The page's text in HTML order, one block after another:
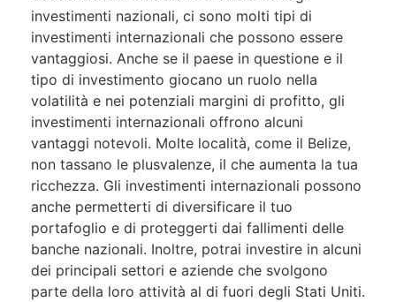
investimenti nazionali, ci sono molti tipi di
investimenti internazionali che possono essere
vantaggiosi. Anche se il paese in questione e il
tipo di investimento giocano un ruolo nella
volatilità e nei potenziali margini di profitto, gli
investimenti internazionali offrono alcuni
vantaggi notevoli. Molte località, come il Belize,
non tassano le plusvalenze, il che aumenta la tua
ricchezza. Gli investimenti internazionali possono
anche permetterti di diversificare il tuo
portafoglio e di proteggerti dai fallimenti delle
banche nazionali. Inoltre, potrai investire in alcuni
dei principali settori e aziende che svolgono
parte della loro attività al di fuori degli Stati Uniti.